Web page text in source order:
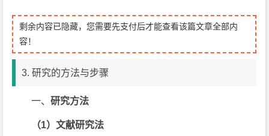
剩余内容已隐藏，您需要先支付后才能查看该篇文章全部内
容！
3. 研究的方法与步骤
一、研究方法
（1）文献研究法